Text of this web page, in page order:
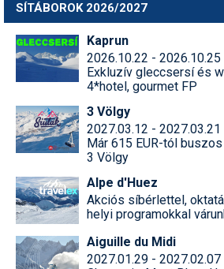
SÍTÁBOROK 2026/2027
Kaprun
2026.10.22 - 2026.10.25
Exkluzív gleccsersí és
4*hotel, gourmet FP
3 Völgy
2027.03.12 - 2027.03.21
Már 615 EUR-tól
3 Völgy
Alpe d'Huez
Akciós síbérlettel,
helyi programokkal
Aiguille du Midi
2027.01.29 - 2027.02.07